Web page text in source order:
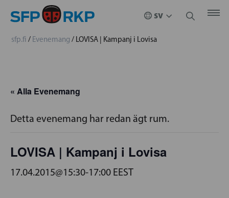
sfp.fi / Evenemang / LOVISA | Kampanj i Lovisa
« Alla Evenemang
Detta evenemang har redan ägt rum.
LOVISA | Kampanj i Lovisa
17.04.2015@15:30-17:00 EEST